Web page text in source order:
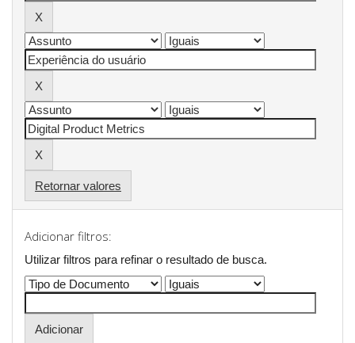
Retornar valores
Adicionar filtros:
Utilizar filtros para refinar o resultado de busca.